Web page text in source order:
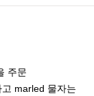
주문
marled 물자는